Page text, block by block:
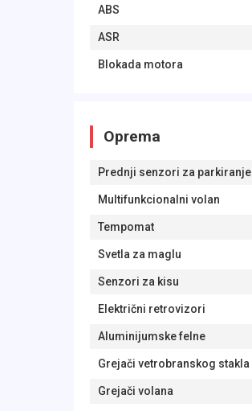
ABS
ASR
Blokada motora
Oprema
Prednji senzori za parkiranje
Multifunkcionalni volan
Tempomat
Svetla za maglu
Senzori za kisu
Električni retrovizori
Aluminijumske felne
Grejači vetrobranskog stakla
Grejači volana